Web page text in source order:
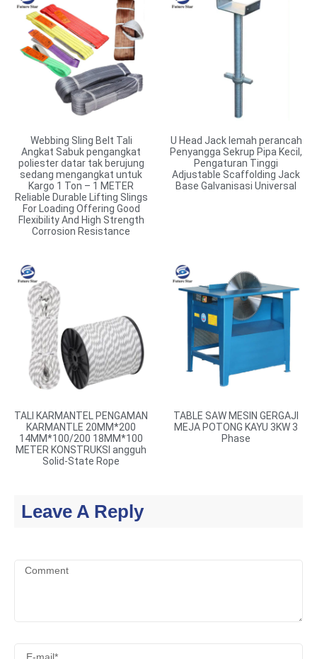
Webbing Sling Belt Tali
Angkat Sabuk pengangkat
poliester datar tak berujung
sedang mengangkat untuk
Kargo 1 Ton – 1 METER
Reliable Durable Lifting Slings
For Loading Offering Good
Flexibility And High Strength
Corrosion Resistance
U Head Jack lemah perancah
Penyangga Sekrup Pipa Kecil,
Pengaturan Tinggi
Adjustable Scaffolding Jack
Base Galvanisasi Universal
TALI KARMANTEL PENGAMAN
KARMANTLE 20MM*200
14MM*100/200 18MM*100
METER KONSTRUKSI angguh
Solid-State Rope
TABLE SAW MESIN GERGAJI
MEJA POTONG KAYU 3KW 3
Phase
Leave A Reply